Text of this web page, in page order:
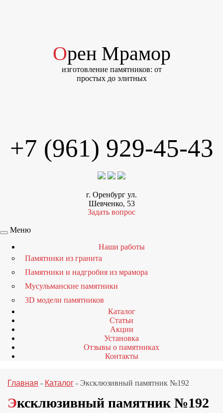
Орен Мрамор
изготовление памятников: от
простых до элитных
+7 (961) 929-45-43
г. Оренбург ул.
Шевченко, 53
Задать вопрос
Меню
Наши работы
Памятники из гранита
Памятники и надгробия из мрамора
Мусульманские памятники
3D модели памятников
Каталог
Статьи
Акции
Установка
Отзывы о памятниках
Контакты
Главная - Каталог - Эксклюзивный памятник №192
Эксклюзивный памятник №192